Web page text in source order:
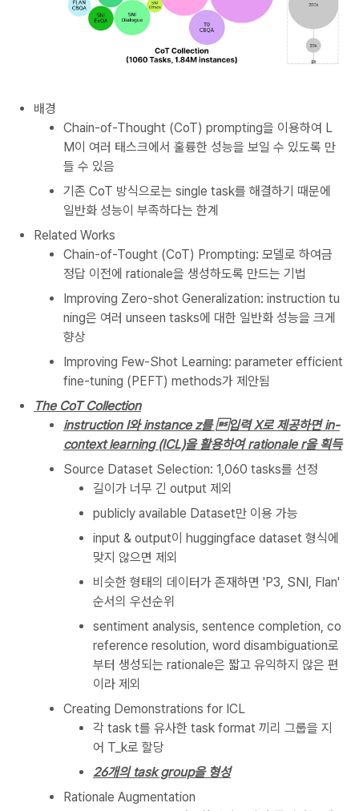
배경
Chain-of-Thought (CoT) prompting을 이용하여 L
M이 여러 태스크에서 훌륭한 성능을 보일 수 있도록 만
들 수 있음
기존 CoT 방식으로는 single task를 해결하기 때문에
일반화 성능이 부족하다는 한계
Related Works
Chain-of-Tought (CoT) Prompting: 모델로 하여금
정답 이전에 rationale을 생성하도록 만드는 기법
Improving Zero-shot Generalization: instruction tu
ning은 여러 unseen tasks에 대한 일반화 성능을 크게
향상
Improving Few-Shot Learning: parameter efficient
fine-tuning (PEFT) methods가 제안됨
The CoT Collection
instruction I와 instance z를 입력 X로 제공하면 in-
context learning (ICL)을 활용하여 rationale r을 획득
Source Dataset Selection: 1,060 tasks를 선정
길이가 너무 긴 output 제외
publicly available Dataset만 이용 가능
input & output이 huggingface dataset 형식에
맞지 않으면 제외
비슷한 형태의 데이터가 존재하면 'P3, SNI, Flan'
순서의 우선순위
sentiment analysis, sentence completion, co
reference resolution, word disambiguation로
부터 생성되는 rationale은 짧고 유익하지 않은 편
이라 제외
Creating Demonstrations for ICL
각 task t를 유사한 task format 끼리 그룹을 지
어 T_k로 할당
26개의 task group을 형성
Rationale Augmentation